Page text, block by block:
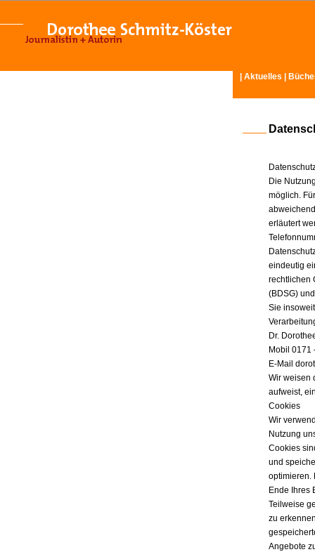
Aktuelles
Die
möglich.
erläutert
eindeutig
rechtlichen
(BDSG)
Sie
Dr.
Mobil 0171
E-Mail
Wir weisen
aufweist,
Cookies
Wir
Nutzung
Cookies
und
optimieren.
Ende Ihres
Teilweise
zu
Angebote